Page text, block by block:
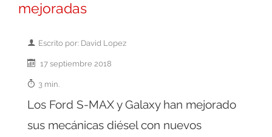
mejoradas
Escrito por: David Lopez
17 septiembre 2018
3 min.
Los Ford S-MAX y Galaxy han mejorado
sus mecánicas diésel con nuevos